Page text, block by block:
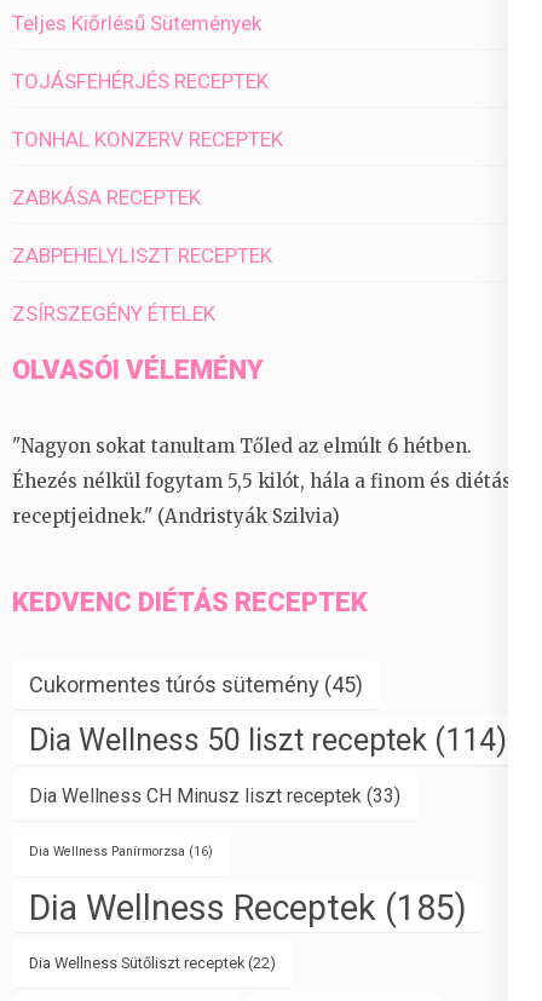
Teljes Kiőrlésű Sütemények
TOJÁSFEHÉRJÉS RECEPTEK
TONHAL KONZERV RECEPTEK
ZABKÁSA RECEPTEK
ZABPEHELYLISZT RECEPTEK
ZSÍRSZEGÉNY ÉTELEK
OLVASÓI VÉLEMÉNY
"Nagyon sokat tanultam Tőled az elmúlt 6 hétben.
Éhezés nélkül fogytam 5,5 kilót, hála a finom és diétás
receptjeidnek." (Andristyák Szilvia)
KEDVENC DIÉTÁS RECEPTEK
Cukormentes túrós sütemény (45)
Dia Wellness 50 liszt receptek (114)
Dia Wellness CH Minusz liszt receptek (33)
Dia Wellness Panírmorzsa (16)
Dia Wellness Receptek (185)
Dia Wellness Sütőliszt receptek (22)